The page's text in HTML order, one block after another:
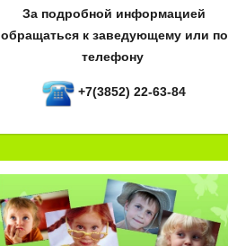
За подробной информацией
обращаться к заведующему или по
телефону
+7(3852) 22-63-84